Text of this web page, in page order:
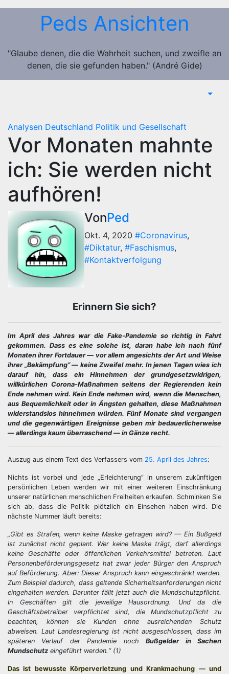
Zum
Peds Ansichten
"Glaube denen, die die Wahrheit suchen, und zweifle an
denen, die sie gefunden haben." (André Gide)
Analysen Deutschland Politik und Gesellschaft
Vor Monaten mahnte
ich: Sie werden nicht
aufhören!
VonPed
Okt. 4, 2020 #Coronavirus,
#Diktatur, #Faschismus,
#Kontaktverfolgung
Erinnern Sie sich?
Im April des Jahres war die Fake-Pandemie so richtig in Fahrt
gekommen. Dass es eine solche ist, daran habe ich nach fünf
Monaten ihrer Fortdauer — vor allem angesichts der Art und Weise
ihrer „Bekämpfung“ — keine Zweifel mehr. In jenen Tagen wies ich
darauf hin, dass ein Hinnehmen der grundgesetzwidrigen,
willkürlichen Corona-Maßnahmen seitens der Regierenden kein
Ende nehmen wird. Kein Ende nehmen wird, wenn die Menschen,
aus Bequemlichkeit oder in Ängsten gehalten, diese Maßnahmen
widerstandslos hinnehmen würden. Fünf Monate sind vergangen
und die gegenwärtigen Ereignisse geben mir bedauerlicherweise
— allerdings kaum überraschend — in Gänze recht.
Auszug aus einem Text des Verfassers vom 25. April des Jahres:
Nichts ist vorbei und jede „Erleichterung” in unserem zukünftigen
persönlichen Leben werden wir mit einer weiteren Einschränkung
unserer natürlichen menschlichen Freiheiten erkaufen. Schminken Sie
sich ab, dass die Politik plötzlich ein Einsehen haben wird. Die
nächste Nummer läuft bereits:
„Gibt es Strafen, wenn keine Maske getragen wird? —Ein Bußgeld
ist zunächst nicht geplant. Wer keine Maske trägt, darf allerdings
keine Geschäfte oder öffentlichen Verkehrsmittel betreten. Laut
Personenbeförderungsgesetz hat zwar jeder Bürger den Anspruch
auf Beförderung. Aber: Dieser Anspruch kann eingeschränkt werden.
Zum Beispiel dadurch, dass geltende Sicherheitsanforderungen nicht
eingehalten werden. Darunter fällt jetzt auch die Mundschutzpflicht.
In Geschäften gilt die jeweilige Hausordnung. Und da die
Geschäftsbetreiber verpflichtet sind, die Mundschutzpflicht zu
beachten, können sie Kunden ohne ausreichenden Schutz
abweisen.Laut Landesregierung ist nicht ausgeschlossen, dass im
späteren Verlauf der Pandemie nochBußgelder in Sachen
Mundschutz eingeführt werden.“ (1)
Das ist bewusste Körperverletzung und Krankmachung — und